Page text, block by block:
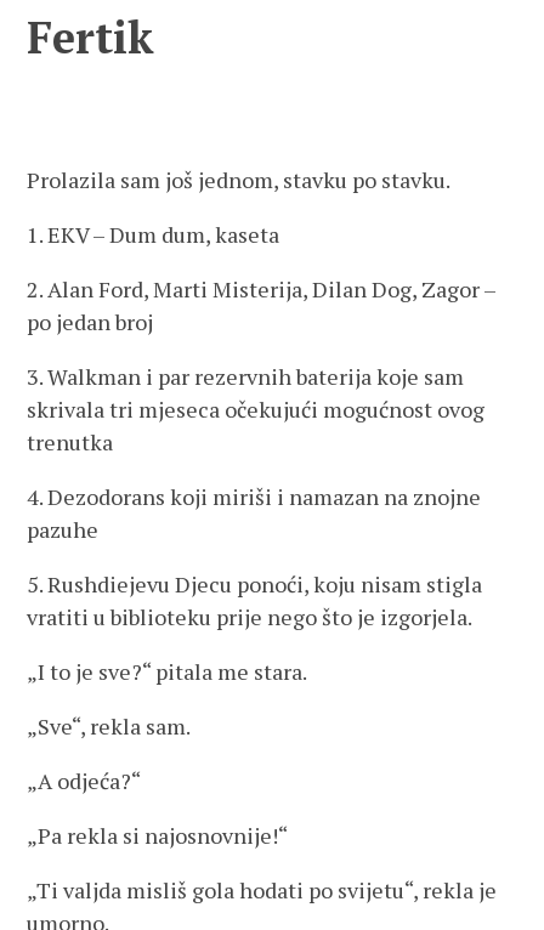
Fertik
Prolazila sam još jednom, stavku po stavku.
1. EKV – Dum dum, kaseta
2. Alan Ford, Marti Misterija, Dilan Dog, Zagor –
po jedan broj
3. Walkman i par rezervnih baterija koje sam
skrivala tri mjeseca očekujući mogućnost ovog
trenutka
4. Dezodorans koji miriši i namazan na znojne
pazuhe
5. Rushdiejevu Djecu ponoći, koju nisam stigla
vratiti u biblioteku prije nego što je izgorjela.
„I to je sve?“ pitala me stara.
„Sve“, rekla sam.
„A odjeća?“
„Pa rekla si najosnovnije!“
„Ti valjda misliš gola hodati po svijetu“, rekla je
umorno.